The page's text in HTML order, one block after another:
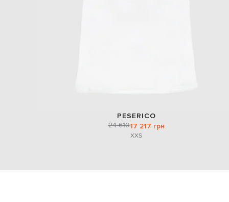
PESERICO
24 61017 217 грн
XXS